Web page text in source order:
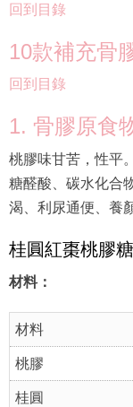
回到目錄
10款補充骨
回到目錄
1. 骨膠原食
桃膠味甘苦，性平
糖醛酸、碳水化合
渴、利尿通便、養
桂圓紅棗桃膠糖
材料：
材料
桃膠
桂圓